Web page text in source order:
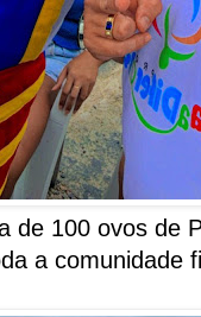
de 100 ovos de
a comunidade